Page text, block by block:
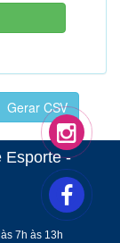
Esporte -
7h às 13h